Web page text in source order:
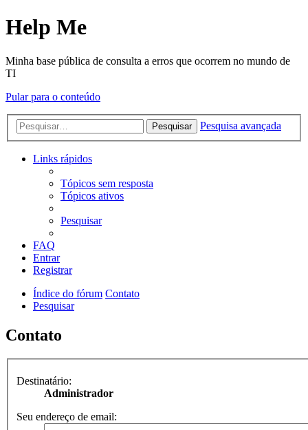
Help Me
Minha base pública de consulta a erros que ocorrem no mundo de
TI
Pular para o conteúdo
Pesquisar Pesquisa avançada
Links rápidos
Tópicos sem resposta
Tópicos ativos
Pesquisar
FAQ
Entrar
Registrar
Índice do fórum Contato
Pesquisar
Contato
Destinatário:
Administrador
Seu endereço de email: